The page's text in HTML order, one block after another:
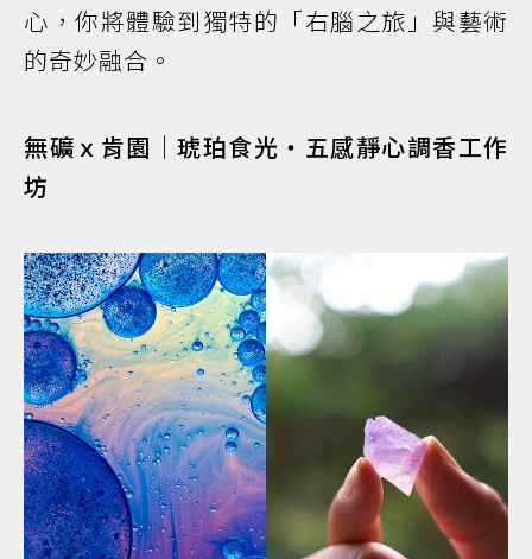
心，你將體驗到獨特的「右腦之旅」與藝術
的奇妙融合。
無礦ｘ肯園｜琥珀食光・五感靜心調香工作
坊